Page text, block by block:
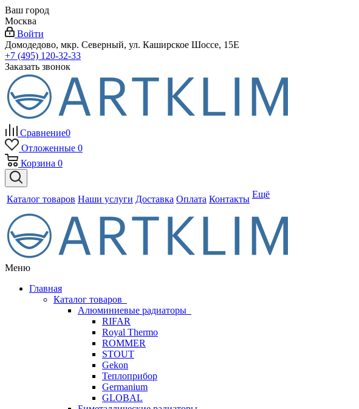
Ваш город
Москва
Войти
Домодедово, мкр. Северный, ул. Каширское Шоссе, 15Е
+7 (495) 120-32-33
Заказать звонок
Сравнение0
Отложенные 0
Корзина 0
Каталог товаров Наши услуги Доставка Оплата Контакты Ещё
Меню
Главная
Каталог товаров
Алюминиевые радиаторы
RIFAR
Royal Thermo
ROMMER
STOUT
Gekon
Теплоприбор
Germanium
GLOBAL